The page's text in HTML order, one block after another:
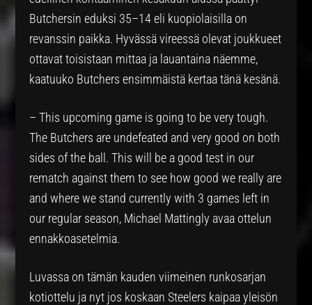
Butchersin eduksi 35–14 eli kuopiolaisilla on
revanssin paikka. Hyvässä vireessä olevat joukkueet
ottavat toisistaan mittaa ja lauantaina näemme,
kaatuuko Butchers ensimmäistä kertaa tänä kesänä.
– This upcoming game is going to be very tough.
The Butchers are undefeated and very good on both
sides of the ball. This will be a good test in our
rematch against them to see how good we really are
and where we stand currently with 3 games left in
our regular season, Michael Mattingly avaa ottelun
ennakkoasetelmia.
Luvassa on tämän kauden viimeinen runkosarjan
kotiottelu ja nyt jos koskaan Steelers kaipaa yleisön